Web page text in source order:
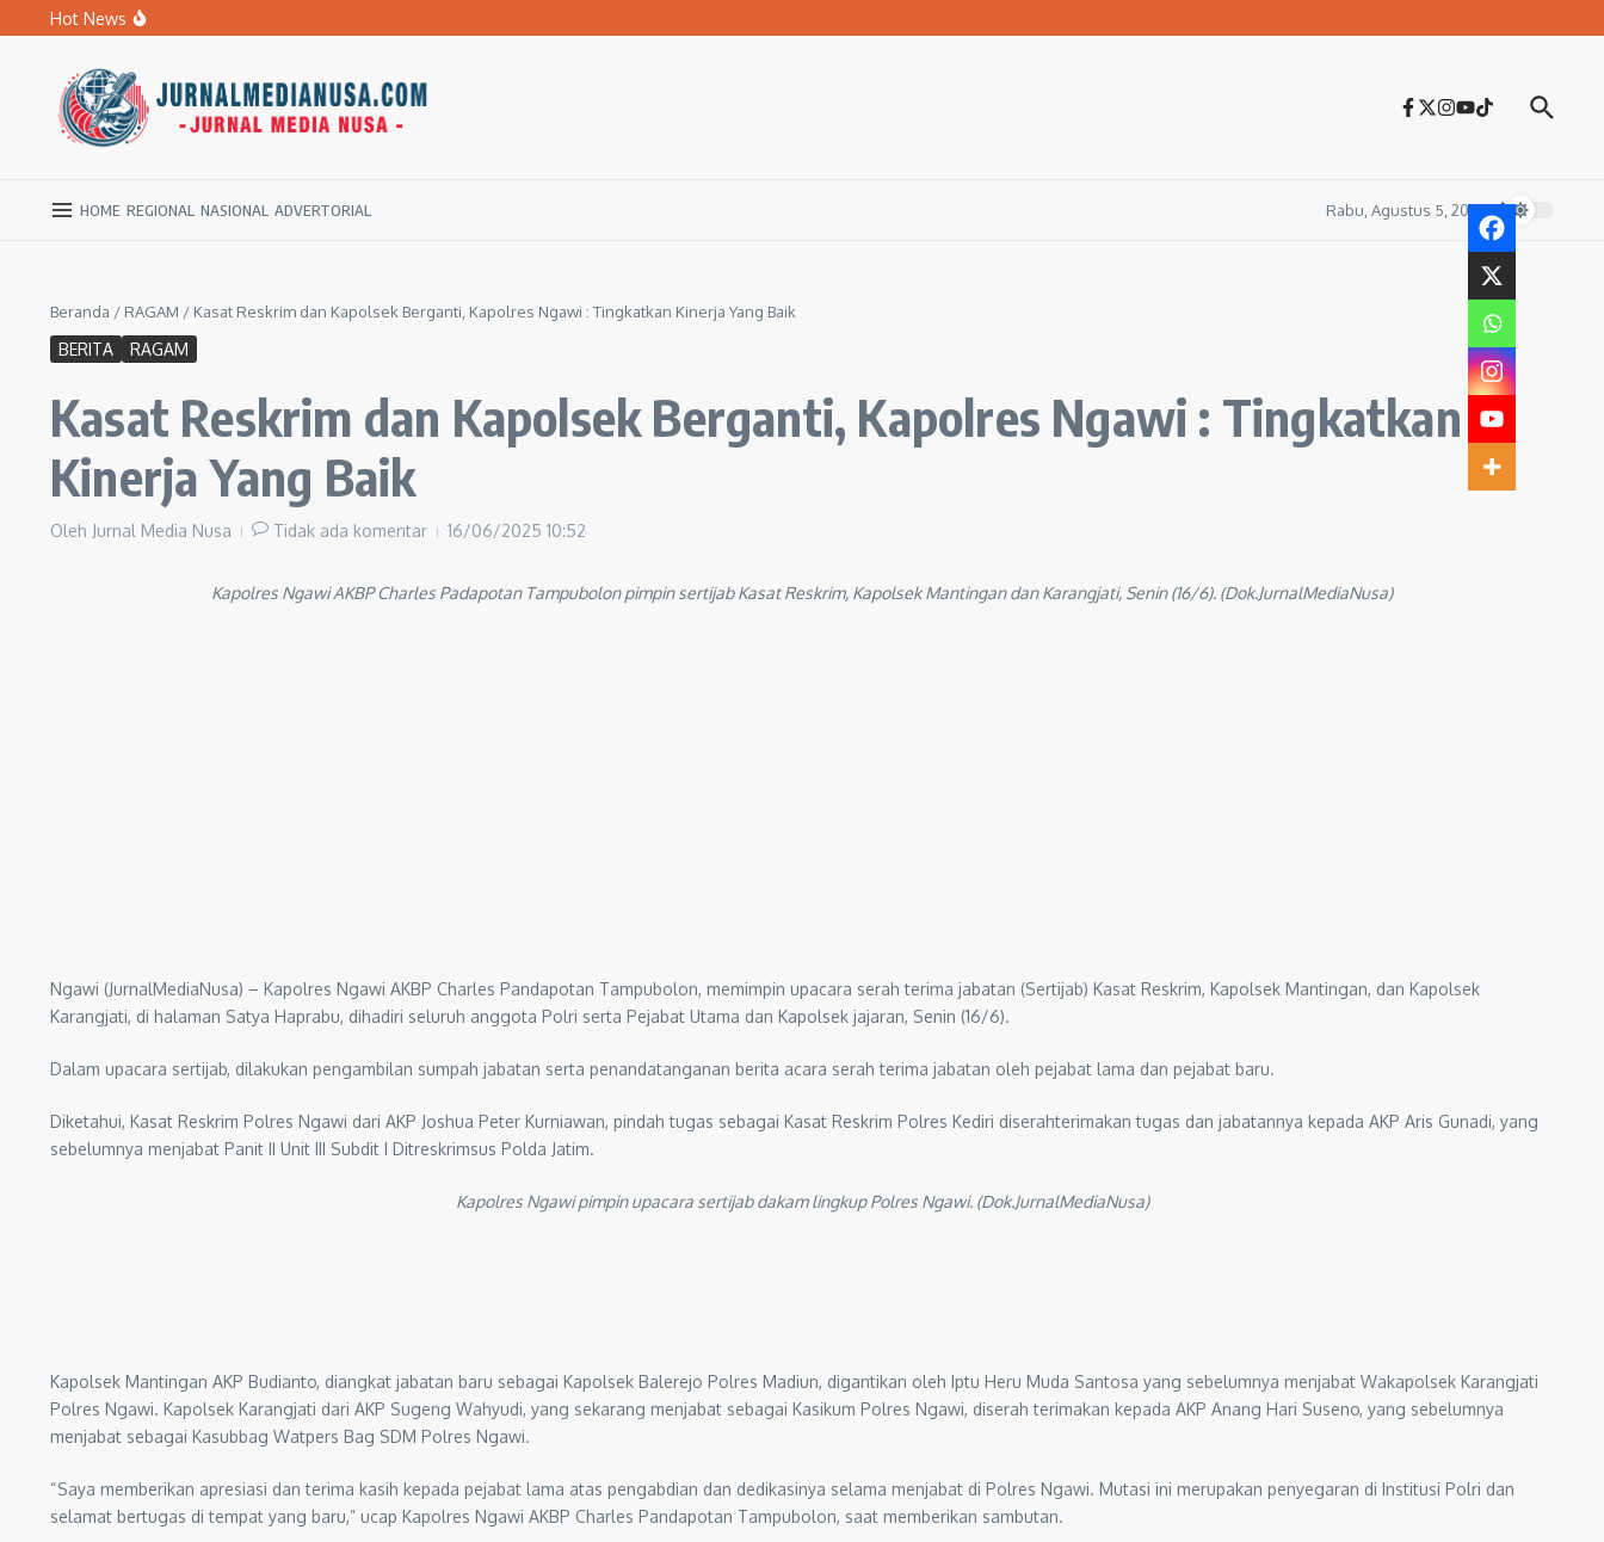
Lewati ke konten
Hot News
Kado HUT ke-81 RI, Khofifah Bebaskan Pajak Daerah Selama Agustus 2026
HOME REGIONAL NASIONAL ADVERTORIAL Rabu, Agustus 5, 2026
Beranda / RAGAM / Kasat Reskrim dan Kapolsek Berganti, Kapolres Ngawi : Tingkatkan Kinerja Yang Baik
BERITA RAGAM
Kasat Reskrim dan Kapolsek Berganti, Kapolres Ngawi : Tingkatkan
Kinerja Yang Baik
Oleh Jurnal Media Nusa Tidak ada komentar 16/06/2025 10:52
Kapolres Ngawi AKBP Charles Padapotan Tampubolon pimpin sertijab Kasat Reskrim, Kapolsek Mantingan dan Karangjati, Senin (16/6). (Dok.JurnalMediaNusa)
Ngawi (JurnalMediaNusa) – Kapolres Ngawi AKBP Charles Pandapotan Tampubolon, memimpin upacara serah terima jabatan (Sertijab) Kasat Reskrim, Kapolsek Mantingan, dan Kapolsek
Karangjati, di halaman Satya Haprabu, dihadiri seluruh anggota Polri serta Pejabat Utama dan Kapolsek jajaran, Senin (16/6).
Dalam upacara sertijab, dilakukan pengambilan sumpah jabatan serta penandatanganan berita acara serah terima jabatan oleh pejabat lama dan pejabat baru.
Diketahui, Kasat Reskrim Polres Ngawi dari AKP Joshua Peter Kurniawan, pindah tugas sebagai Kasat Reskrim Polres Kediri diserahterimakan tugas dan jabatannya kepada AKP Aris Gunadi, yang
sebelumnya menjabat Panit II Unit III Subdit I Ditreskrimsus Polda Jatim.
Kapolres Ngawi pimpin upacara sertijab dakam lingkup Polres Ngawi. (Dok.JurnalMediaNusa)
Kapolsek Mantingan AKP Budianto, diangkat jabatan baru sebagai Kapolsek Balerejo Polres Madiun, digantikan oleh Iptu Heru Muda Santosa yang sebelumnya menjabat Wakapolsek Karangjati
Polres Ngawi. Kapolsek Karangjati dari AKP Sugeng Wahyudi, yang sekarang menjabat sebagai Kasikum Polres Ngawi, diserah terimakan kepada AKP Anang Hari Suseno, yang sebelumnya
menjabat sebagai Kasubbag Watpers Bag SDM Polres Ngawi.
“Saya memberikan apresiasi dan terima kasih kepada pejabat lama atas pengabdian dan dedikasinya selama menjabat di Polres Ngawi. Mutasi ini merupakan penyegaran di Institusi Polri dan
selamat bertugas di tempat yang baru,” ucap Kapolres Ngawi AKBP Charles Pandapotan Tampubolon, saat memberikan sambutan.